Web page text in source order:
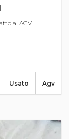
al AGV
Agv
Usato